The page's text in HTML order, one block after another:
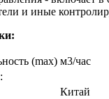
и иные
(max) м3/час
Китай